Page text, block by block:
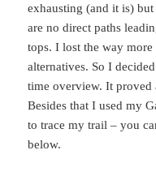
exhausting (and it is)
are no direct paths
tops. I lost the way
alternatives. So I
time overview. It proved
Besides that I used my
to trace my trail – you
below.